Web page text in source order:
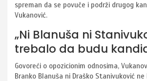
spreman da se povuče i podrži drugog
Vukanović.
„Ni Blanuša ni
trebalo da budu
Govoreći o opozicionim odnosima,
Branko Blanuša ni Draško Stanivuković